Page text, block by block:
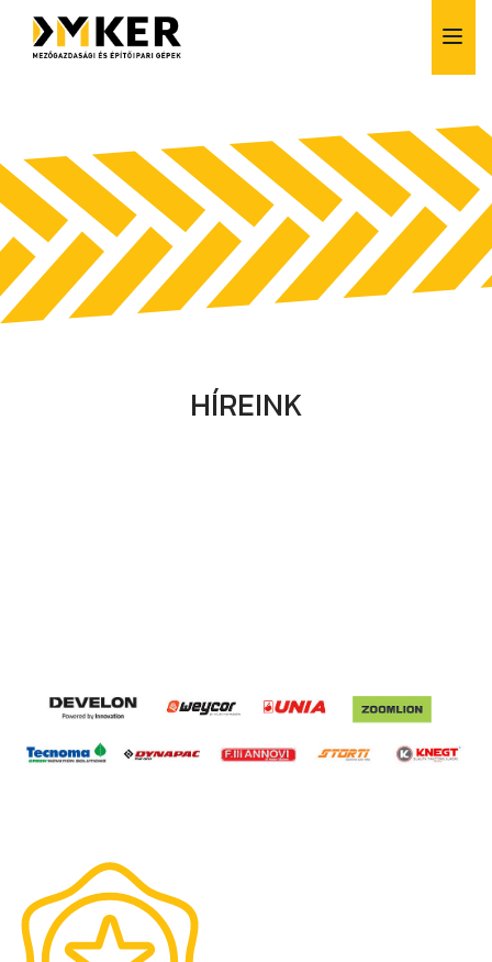
Alkatrész értékesítés
Bérlés
HÍREINK